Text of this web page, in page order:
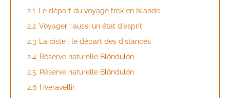
2.1 Le départ du voyage trek en Islande
2.2 Voyager : aussi un état d’esprit
2.3 La piste : le départ des distances
2.4 Réserve naturelle Blöndulón
2.5 Réserve naturelle Blöndulón
2.6 Hveravellir